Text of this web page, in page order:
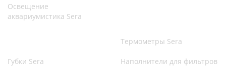
Освещение
аквариумистика Sera
Термометры Sera
Губки Sera
Наполнители для фильтров